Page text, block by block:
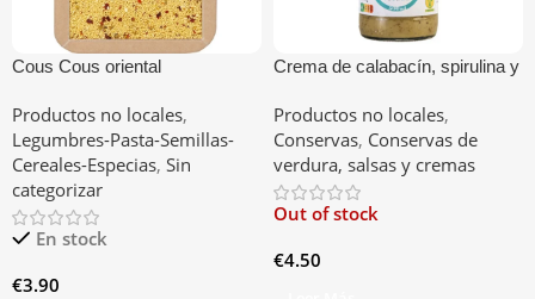
Cous Cous oriental
Productos no locales,
Legumbres-Pasta-Semillas-
Cereales-Especias, Sin
categorizar
En stock
€3.90
Crema de calabacín, spirulina y
Productos no locales,
Conservas, Conservas de
verdura, salsas y cremas
Out of stock
€4.50